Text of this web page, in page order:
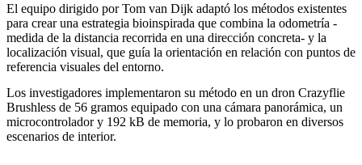
El equipo dirigido por Tom van Dijk adaptó los métodos existentes
para crear una estrategia bioinspirada que combina la odometría -
medida de la distancia recorrida en una dirección concreta- y la
localización visual, que guía la orientación en relación con puntos de
referencia visuales del entorno.
Los investigadores implementaron su método en un dron Crazyflie
Brushless de 56 gramos equipado con una cámara panorámica, un
microcontrolador y 192 kB de memoria, y lo probaron en diversos
escenarios de interior.